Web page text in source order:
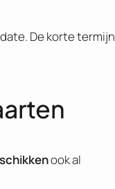
De korte termijn
ook al